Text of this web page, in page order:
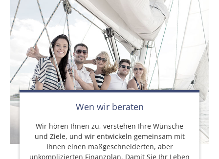
Wen wir beraten
Wir hören Ihnen zu, verstehen Ihre Wünsche
und Ziele, und wir entwickeln gemeinsam mit
Ihnen einen maßgeschneiderten, aber
unkomplizierten Finanzplan. Damit Sie Ihr Leben